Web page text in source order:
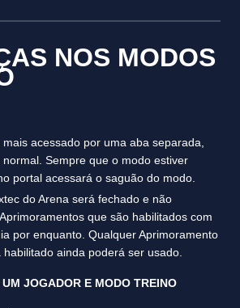
NOS MODOS
acessado por uma aba separada,
Sempre que o modo estiver
portal acessará o saguão do modo.
do Arena será fechado e não
que são habilitados com
por enquanto. Qualquer Aprimoramento
ainda poderá ser usado.
JOGADOR E MODO TREINO